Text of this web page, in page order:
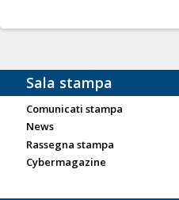
Sala stampa
Comunicati stampa
News
Rassegna stampa
Cybermagazine